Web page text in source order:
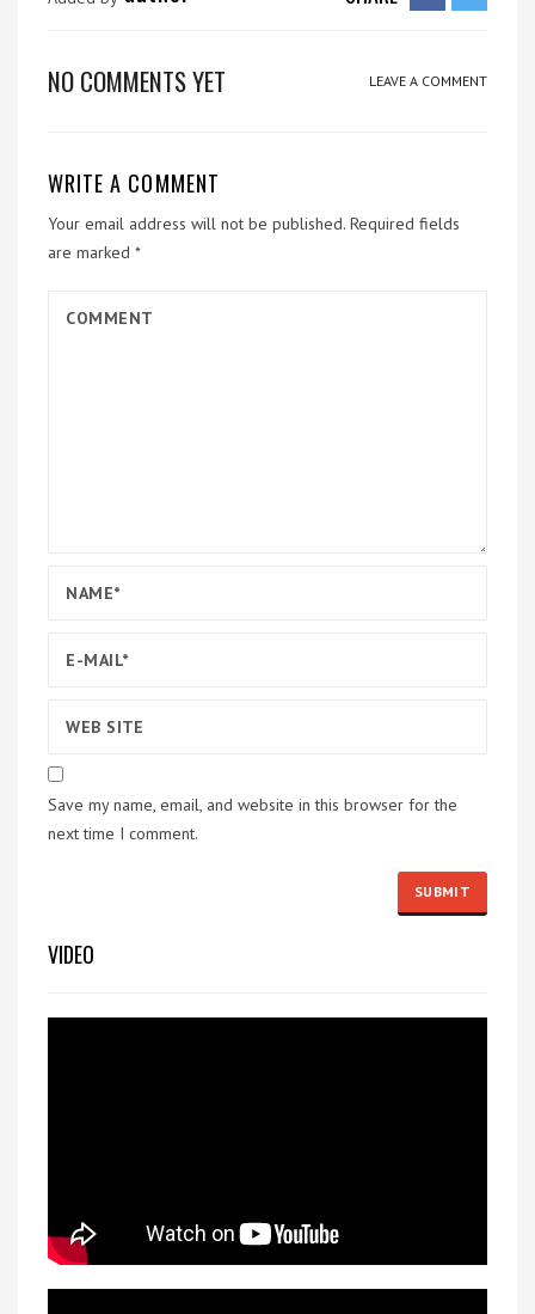
NO COMMENTS YET LEAVE A COMMENT
WRITE A COMMENT
Your email address will not be published. Required fields
are marked *
Save my name, email, and website in this browser for the
next time I comment.
VIDEO